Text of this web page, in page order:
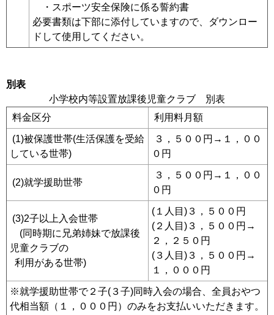
・スポーツ安全保険に係る誓約書
必要書類は下部に添付していますので、ダウンロー
ドして使用してください。
別表
小学校内等設置放課後児童クラブ 別表
料金区分
利用料月額
(1)被保護世帯(生活保護を受給
している世帯)
３，５００円→１，００
０円
(2)就学援助世帯
３，５００円→１，００
０円
(3)2子以上入会世帯
(同時期に兄弟姉妹で放課後
児童クラブの
利用がある世帯)
(１人目)３，５００円
(２人目)３，５００円→
２，２５０円
(３人目)３，５００円→
１，０００円
※就学援助世帯で２子(３子)同時入会の場合、全員おやつ
代相当額（１，０００円）のみをお支払いいただきます。